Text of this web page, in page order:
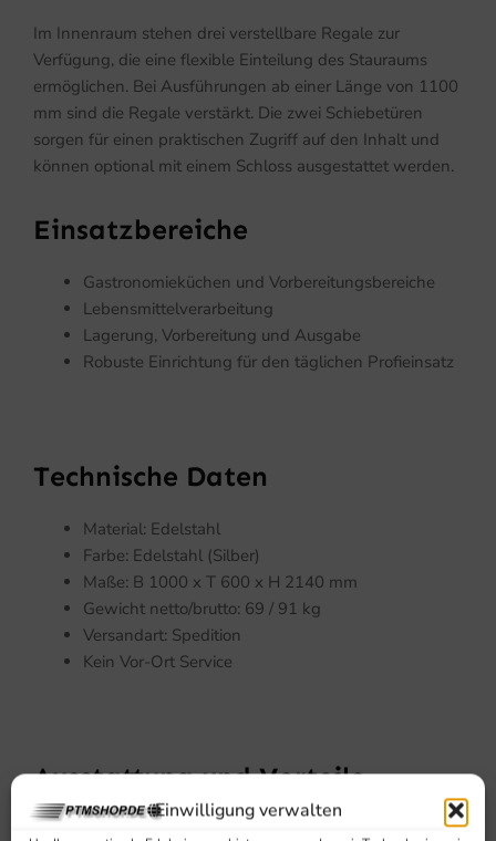
Einwilligung verwalten
Im Innenraum stehen drei verstellbare Regale zur
Verfügung, die eine flexible Einteilung des Stauraums
ermöglichen. Bei Ausführungen ab einer Länge von 1100
mm sind die Regale verstärkt. Die zwei Schiebetüren
sorgen für einen praktischen Zugriff auf den Inhalt und
können optional mit einem Schloss ausgestattet werden.
Einsatzbereiche
Gastronomieküchen und Vorbereitungsbereiche
Lebensmittelverarbeitung
Lagerung, Vorbereitung und Ausgabe
Robuste Einrichtung für den täglichen Profieinsatz
Technische Daten
Material: Edelstahl
Farbe: Edelstahl (Silber)
Maße: B 1000 x T 600 x H 2140 mm
Gewicht netto/brutto: 69 / 91 kg
Versandart: Spedition
Kein Vor-Ort Service
Ausstattung und Vorteile